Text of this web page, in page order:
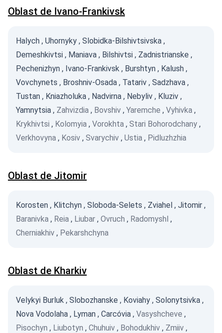
Oblast de Ivano-Frankivsk
Halych , Uhornyky , Slobidka-Bilshivtsivska ,
Demeshkivtsi , Maniava , Bilshivtsi , Zadnistrianske ,
Pechenizhyn , Ivano-Frankivsk , Burshtyn , Kalush ,
Vovchynets , Broshniv-Osada , Tatariv , Sadzhava ,
Tustan , Kniazholuka , Nadvirna , Nebyliv , Kluziv ,
Yamnytsia , Zahvizdia , Bovshiv , Yaremche , Vyhivka ,
Krykhivtsi , Kolomyia , Vorokhta , Stari Bohorodchany ,
Verkhovyna , Kosiv , Svarychiv , Ustia , Pidluzhzhia
Oblast de Jitomir
Korosten , Klitchyn , Sloboda-Selets , Zviahel , Jitomir ,
Baranivka , Reia , Liubar , Ovruch , Radomyshl ,
Cherniakhiv , Pekarshchyna
Oblast de Kharkiv
Velykyi Burluk , Slobozhanske , Koviahy , Solonytsivka ,
Nova Vodolaha , Lyman , Carcóvia , Vasyshcheve ,
Pisochyn , Liubotyn , Chuhuiv , Bohodukhiv , Zmiiv ,